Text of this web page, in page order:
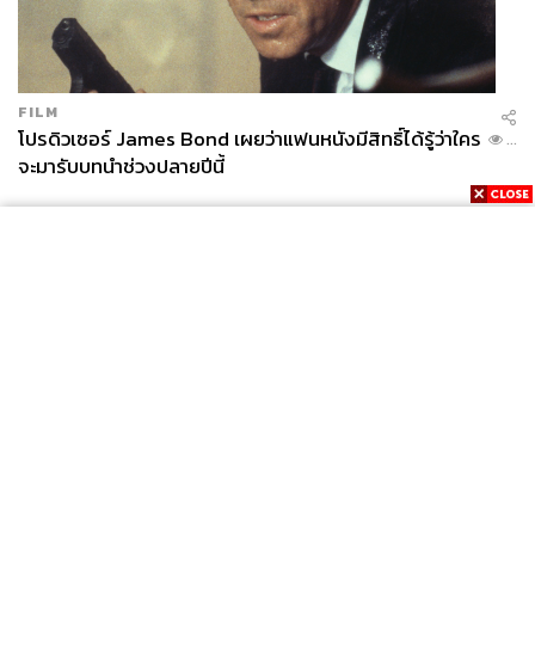
FILM
โปรดิวเซอร์ James Bond เผยว่าแฟนหนังมีสิทธิ์ได้รู้ว่าใคร
จะมารับบทนำช่วงปลายปีนี้
...